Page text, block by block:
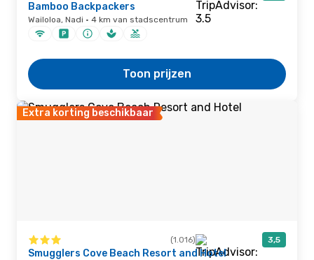
Bamboo Backpackers
Wailoloa, Nadi · 4 km van stadscentrum
Toon prijzen
Extra korting beschikbaar
(1.016) 3,5
Smugglers Cove Beach Resort and Hotel